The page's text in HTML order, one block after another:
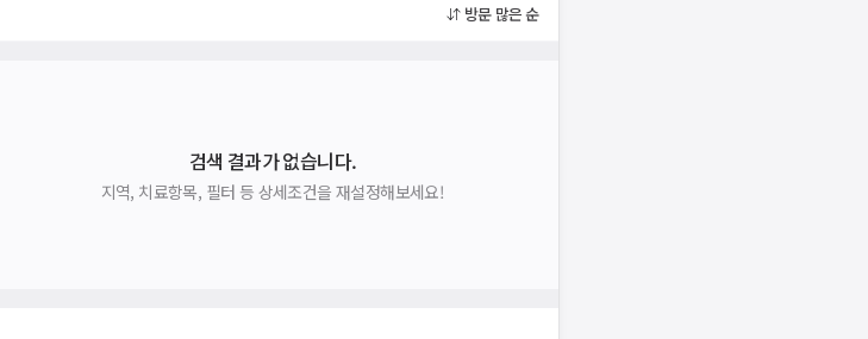
방문 많은 순
검색 결과가 없습니다.
지역, 치료항목, 필터 등 상세조건을 재설정해보세요!